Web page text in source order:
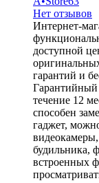
Нет отзывов
Интернет-
доступной
гарантий и
Гарантийный
течение 12
способен
гаджет,
будильника,
встроенных